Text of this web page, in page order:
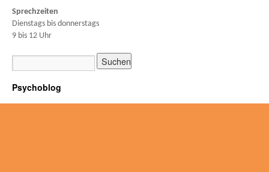
Sprechzeiten
Dienstags bis donnerstags
9 bis 12 Uhr
Psychoblog